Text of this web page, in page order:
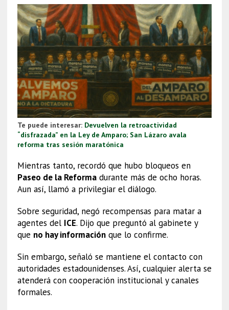
Te puede interesar: Devuelven la retroactividad
“disfrazada” en la Ley de Amparo; San Lázaro avala
reforma tras sesión maratónica
Mientras tanto, recordó que hubo bloqueos en
Paseo de la Reformadurante más de ocho horas.
Aun así, llamó a privilegiar el diálogo.
Sobre seguridad, negó recompensas para matar a
agentes del ICE. Dijo que preguntó al gabinete y
que no hay informaciónque lo confirme.
Sin embargo, señaló se mantiene el contacto con
autoridades estadounidenses. Así, cualquier alerta se
atenderá con cooperación institucional y canales
formales.